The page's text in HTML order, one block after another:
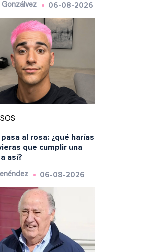
Gonzálvez 06-08-2026
al rosa: ¿qué harías
que cumplir una
así?
06-08-2026